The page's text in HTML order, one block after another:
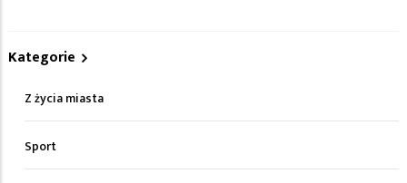
Kategorie
Z życia miasta
Sport